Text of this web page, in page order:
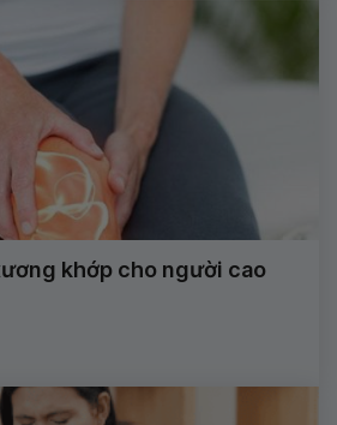
khớp cho người cao